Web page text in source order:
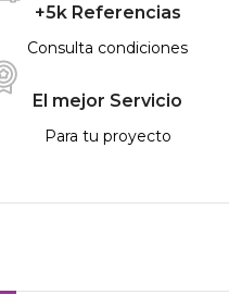
+5k Referencias
Consulta condiciones
El mejor Servicio
Para tu proyecto